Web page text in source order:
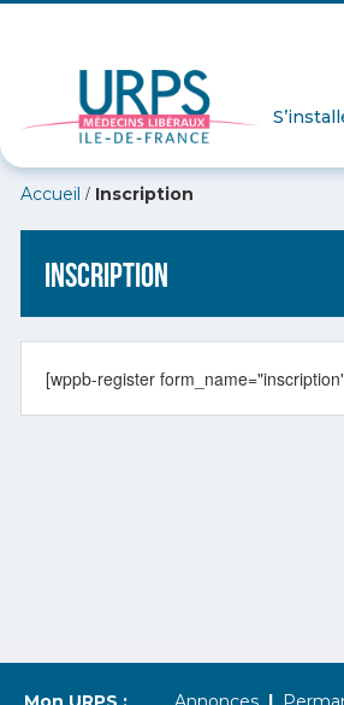
Accueil / Inscription
Inscription
[wppb-register